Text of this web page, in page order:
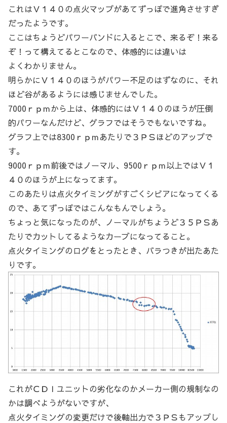
これはＶ１４０の点火マップがあてずっぽで進角させすぎ
だったようです。
ここはちょうどパワーバンドに入るとこで、来るぞ！来る
ぞ！って構えてるとこなので、体感的には違いは
よくわかりません。
明らかにＶ１４０のほうがパワー不足のはずなのに、それ
ほど谷があるようには感じませんでした。
7000ｒｐｍから上は、体感的にはＶ１４０のほうが圧倒
的パワーなんだけど、グラフではそうでもないですね。
グラフ上では8300ｒｐｍあたりで３ＰＳほどのアップで
す。
9000ｒｐｍ前後ではノーマル、9500ｒｐｍ以上ではＶ１
４０のほうが上になってます。
このあたりは点火タイミングがすごくシビアになってくる
ので、あてずっぽではこんなもんでしょう。
ちょっと気になったのが、ノーマルがちょうど３５ＰＳあ
たりでカットしてるようなカーブになってること。
点火タイミングのログをとったとき、バラつきが出たあた
りです。
これがＣＤＩユニットの劣化なのかメーカー側の規制なの
かは調べようがないですが、
点火タイミングの変更だけで後軸出力で３ＰＳもアップし